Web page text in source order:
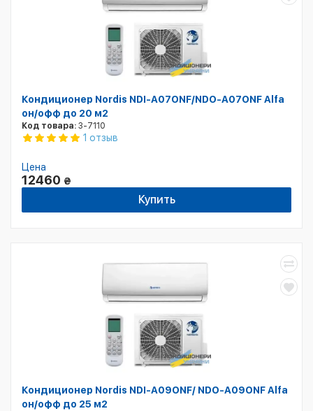
Кондиционер Nordis NDI-А07ONF/NDO-А07ONF Alfa
он/офф до 20 м2
Код товара: 3-7110
1 отзыв
Цена
12460 ₴
Купить
Кондиционер Nordis NDI-А09ONF/ NDO-А09ONF Alfa
он/офф до 25 м2